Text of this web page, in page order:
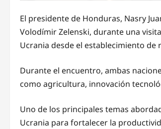
El presidente de Honduras, Nasry
Volodímir Zelenski, durante una
Ucrania desde el establecimiento
Durante el encuentro, ambas
como agricultura, innovación
Uno de los principales temas
Ucrania para fortalecer la